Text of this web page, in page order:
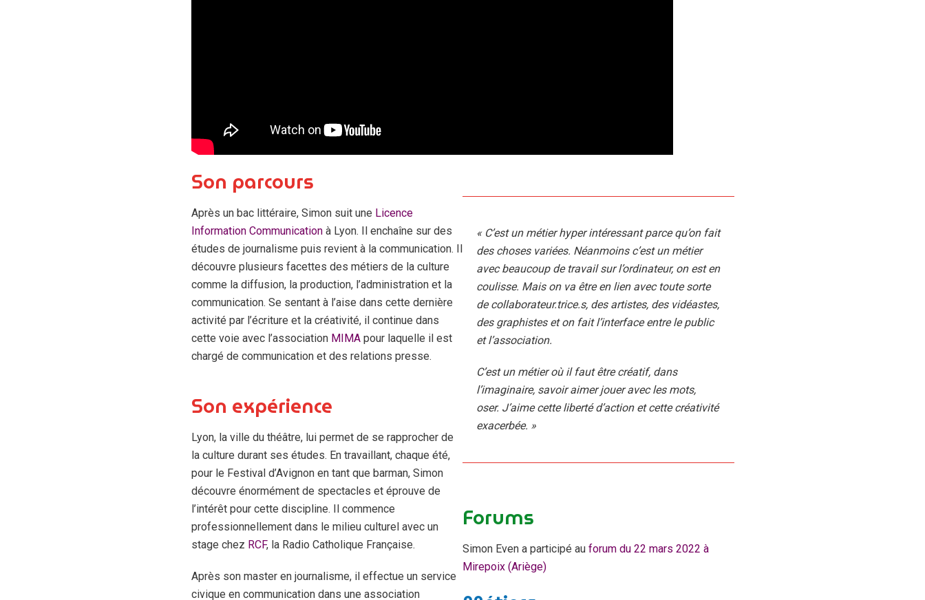
Son parcours
Après un bac littéraire, Simon suit une Licence
Information Communication à Lyon. Il enchaîne sur des
études de journalisme puis revient à la communication. Il
découvre plusieurs facettes des métiers de la culture
comme la diffusion, la production, l’administration et la
communication. Se sentant à l’aise dans cette dernière
activité par l’écriture et la créativité, il continue dans
cette voie avec l’association MIMApour laquelle il est
chargé de communication et des relations presse.
Son expérience
Lyon, la ville du théâtre, lui permet de se rapprocher de
la culture durant ses études. En travaillant, chaque été,
pour le Festival d’Avignon en tant que barman, Simon
découvre énormément de spectacles et éprouve de
l’intérêt pour cette discipline. Il commence
professionnellement dans le milieu culturel avec un
stage chez RCF, la Radio Catholique Française.
Après son master en journalisme, il effectue un service
civique en communication dans une association
« C’est un métier hyper intéressant parce qu’on fait
des choses variées. Néanmoins c’est un métier
avec beaucoup de travail sur l’ordinateur, on est en
coulisse. Mais on va être en lien avec toute sorte
de collaborateur.trice.s, des artistes, des vidéastes,
des graphistes et on fait l’interface entre le public
et l’association.
C’est un métier où il faut être créatif, dans
l’imaginaire, savoir aimer jouer avec les mots,
oser. J’aime cette liberté d’action et cette créativité
exacerbée. »
Forums
Simon Even a participé au forum du 22 mars 2022 à
Mirepoix (Ariège)